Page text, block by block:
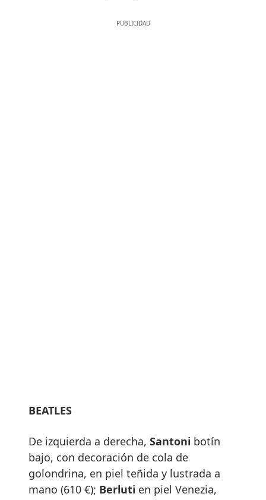
BEATLES
De izquierda a derecha, Santoni botín
bajo, con decoración de cola de
golondrina, en piel teñida y lustrada a
mano (610 €); Berluti en piel Venezia,